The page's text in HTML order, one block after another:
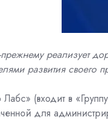
реализует
развития своего
Лабс» (входит в
для